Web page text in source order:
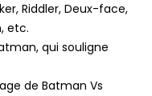
Riddler, Deux-face,
etc.
qui souligne
de Batman Vs